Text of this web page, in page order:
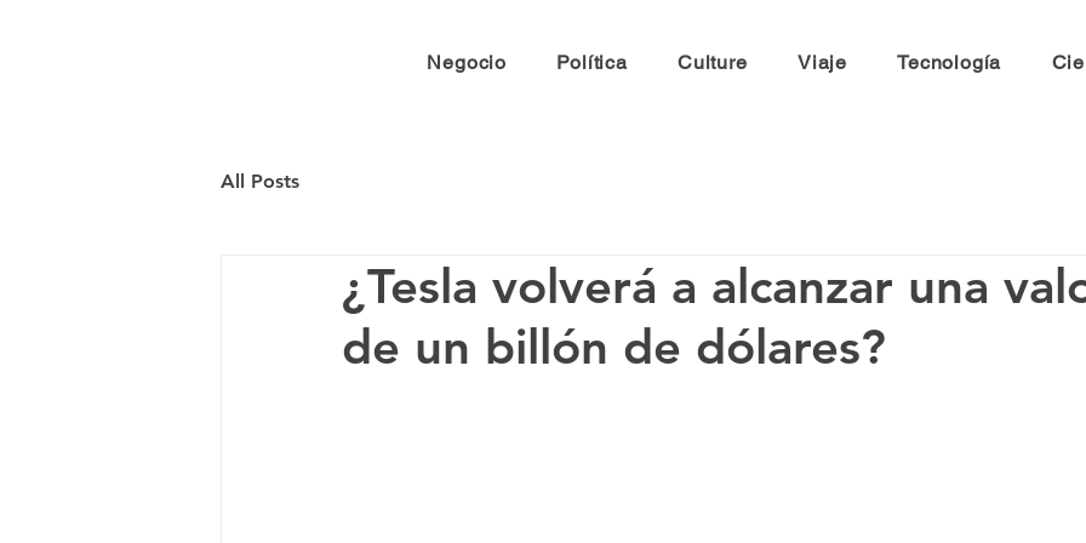
Negocio Política Culture Viaje Tecnología
All Posts
¿Tesla volverá a alcanzar una
de un billón de dólares?